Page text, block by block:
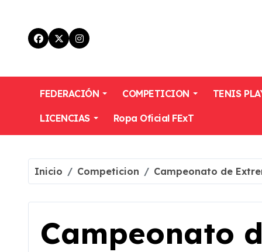
content
FEDERACIÓN COMPETICION TENIS
LICENCIAS Ropa Oficial FExT
Inicio Competicion Campeonato de
Campeonato